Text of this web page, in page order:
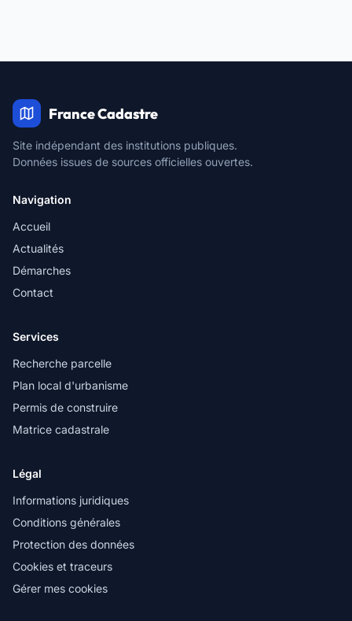
France Cadastre
Site indépendant des institutions publiques.
Données issues de sources officielles ouvertes.
Navigation
Accueil
Actualités
Démarches
Contact
Services
Recherche parcelle
Plan local d'urbanisme
Permis de construire
Matrice cadastrale
Légal
Informations juridiques
Conditions générales
Protection des données
Cookies et traceurs
Gérer mes cookies